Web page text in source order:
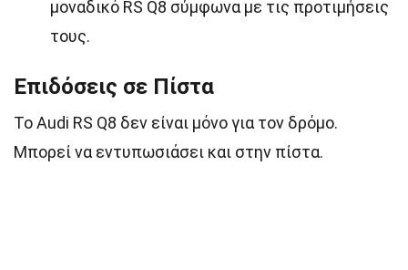
μοναδικό RS Q8 σύμφωνα με τις προτιμήσεις
τους.
Επιδόσεις σε Πίστα
Το Audi RS Q8 δεν είναι μόνο για τον δρόμο.
Μπορεί να εντυπωσιάσει και στην πίστα.